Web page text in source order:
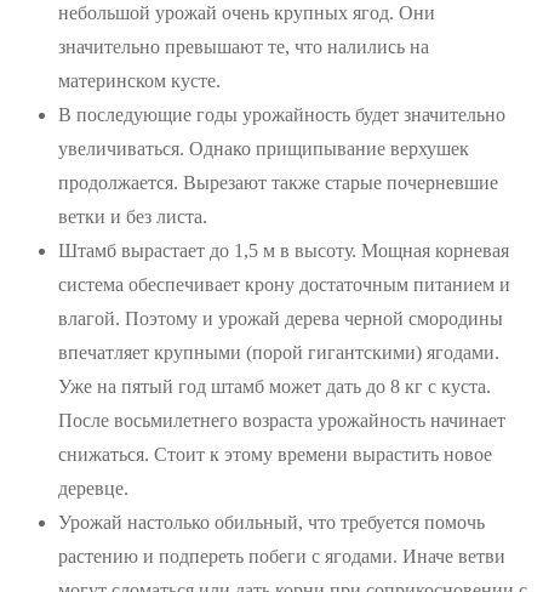
небольшой урожай очень крупных ягод. Они
значительно превышают те, что налились на
материнском кусте.
В последующие годы урожайность будет значительно
увеличиваться. Однако прищипывание верхушек
продолжается. Вырезают также старые почерневшие
ветки и без листа.
Штамб вырастает до 1,5 м в высоту. Мощная корневая
система обеспечивает крону достаточным питанием и
влагой. Поэтому и урожай дерева черной смородины
впечатляет крупными (порой гигантскими) ягодами.
Уже на пятый год штамб может дать до 8 кг с куста.
После восьмилетнего возраста урожайность начинает
снижаться. Стоит к этому времени вырастить новое
деревце.
Урожай настолько обильный, что требуется помочь
растению и подпереть побеги с ягодами. Иначе ветви